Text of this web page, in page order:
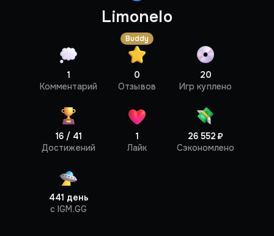
Профиль
Limonelo
Buddy
1
Комментарий
0
Отзывов
20
Игр куплено
16 / 41
Достижений
1
Лайк
26 552 ₽
Сэкономлено
441 день
c IGM.GG